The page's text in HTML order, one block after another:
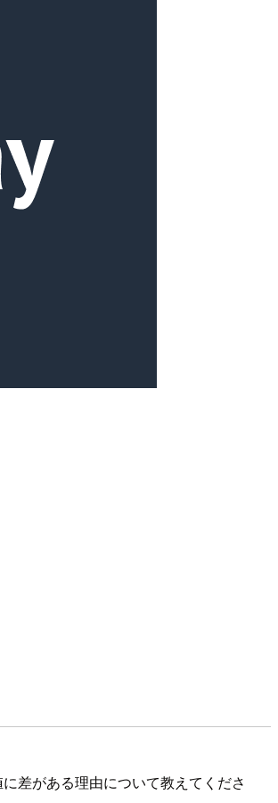
差がある理由について教えてくださ